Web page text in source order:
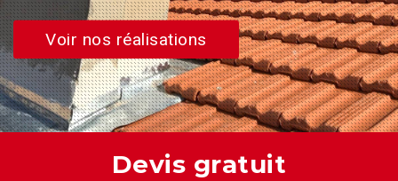
Voir nos réalisations
Devis gratuit